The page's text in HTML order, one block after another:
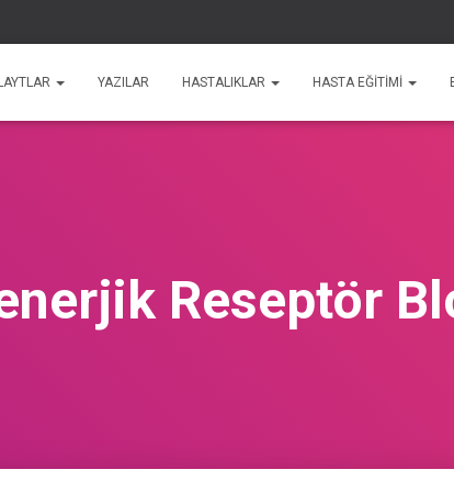
YAZILAR HASTALIKLAR HASTA EĞİTİMİ
Reseptör